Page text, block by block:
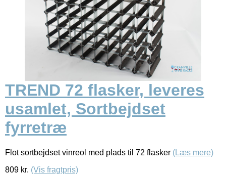
TREND 72 flasker, leveres
usamlet, Sortbejdset
fyrretræ
Flot sortbejdset vinreol med plads til 72 flasker (Læs mere)
809 kr. (Vis fragtpris)